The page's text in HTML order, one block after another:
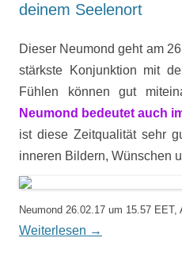
deinem Seelenort
Dieser Neumond geht am
stärkste Konjunktion mit
Fühlen können gut
Neumond bedeutet auch
ist diese Zeitqualität sehr
inneren Bildern, Wünschen
Neumond 26.02.17 um 15.57 EET,
Weiterlesen →